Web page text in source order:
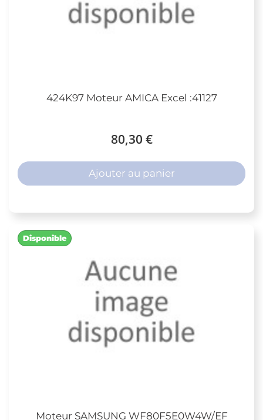
424K97 Moteur AMICA Excel :41127
80,30 €
Ajouter au panier
Moteur SAMSUNG WF80F5E0W4W/EF
Disponible